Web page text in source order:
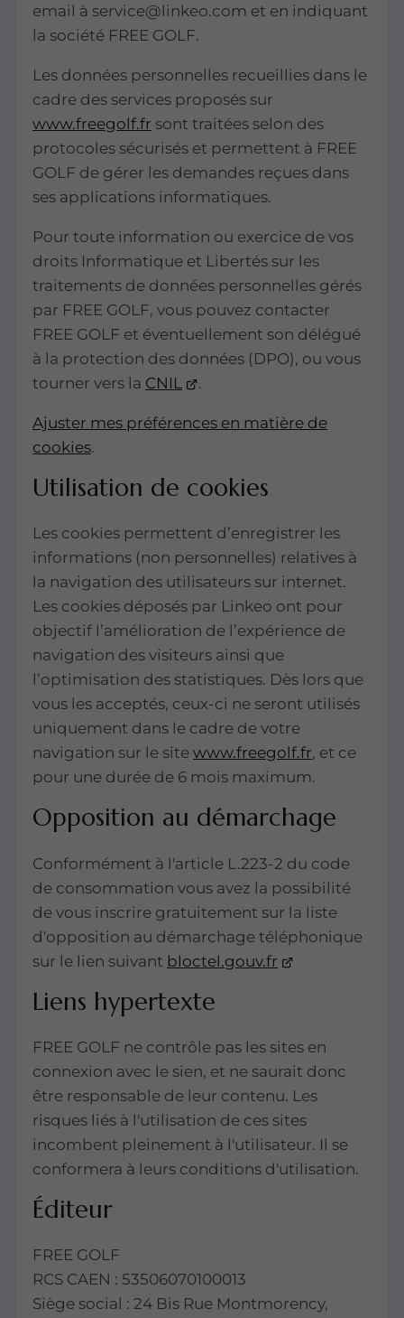
email à service@linkeo.com et en indiquant
la société FREE GOLF.
Les données personnelles recueillies dans le
cadre des services proposés sur
www.freegolf.fr sont traitées selon des
protocoles sécurisés et permettent à FREE
GOLF de gérer les demandes reçues dans
ses applications informatiques.
Pour toute information ou exercice de vos
droits Informatique et Libertés sur les
traitements de données personnelles gérés
par FREE GOLF, vous pouvez contacter
FREE GOLF et éventuellement son délégué
à la protection des données (DPO), ou vous
tourner vers la CNIL .
Ajuster mes préférences en matière de
cookies.
Utilisation de cookies
Les cookies permettent d’enregistrer les
informations (non personnelles) relatives à
la navigation des utilisateurs sur internet.
Les cookies déposés par Linkeo ont pour
objectif l’amélioration de l’expérience de
navigation des visiteurs ainsi que
l’optimisation des statistiques. Dès lors que
vous les acceptés, ceux-ci ne seront utilisés
uniquement dans le cadre de votre
navigation sur le sitewww.freegolf.fr, et ce
pour une durée de 6 mois maximum.
Opposition au démarchage
Conformément à l'article L.223-2 du code
de consommation vous avez la possibilité
de vous inscrire gratuitement sur la liste
d'opposition au démarchage téléphonique
sur le lien suivant bloctel.gouv.fr
Liens hypertexte
FREE GOLF ne contrôle pas les sites en
connexion avec le sien, et ne saurait donc
être responsable de leur contenu. Les
risques liés à l'utilisation de ces sites
incombent pleinement à l'utilisateur. Il se
conformera à leurs conditions d'utilisation.
Éditeur
FREE GOLF
RCS CAEN : 53506070100013
Siège social : 24 Bis Rue Montmorency,